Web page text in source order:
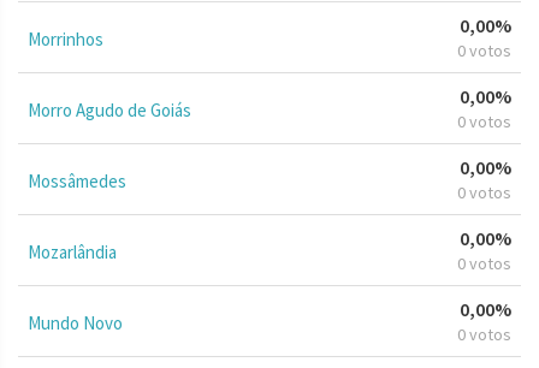
Morrinhos
0,00%
0 votos
Morro Agudo de Goiás
0,00%
0 votos
Mossâmedes
0,00%
0 votos
Mozarlândia
0,00%
0 votos
Mundo Novo
0,00%
0 votos